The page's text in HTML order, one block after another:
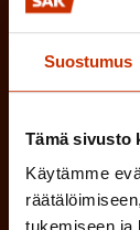
Suostumus
Tämä sivusto
Käytämme
MUU
SUOMI